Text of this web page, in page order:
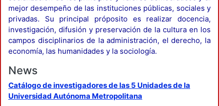
mejor desempeño de las instituciones públicas, sociales y
privadas. Su principal próposito es realizar docencia,
investigación, difusión y preservación de la cultura en los
campos disciplinarios de la administración, el derecho, la
economía, las humanidades y la sociología.
News
Catálogo de investigadores de las 5 Unidades de la
Universidad Autónoma Metropolitana